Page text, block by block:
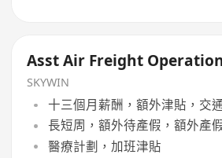
Asst Air Freight
SKYWIN
十三個月薪酬，額外津貼，交
長短周，額外待產假，額外產
醫療計劃，加班津貼